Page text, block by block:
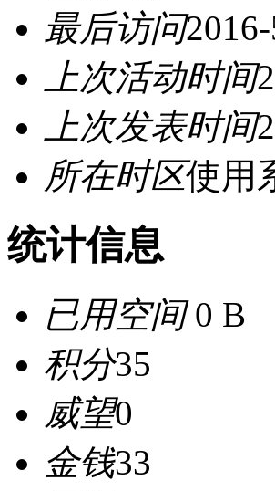
最后访问
上次活动时间
上次发表时间
所在时区使用
统计信息
已用空间0 B
积分35
威望0
金钱33